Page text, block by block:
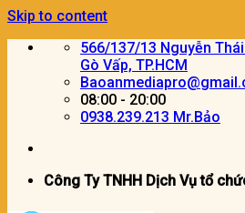
Skip to content
566/137/13 Nguyễn
Gò Vấp, TP.HCM
08:00 - 20:00
0938.239.213 Mr.Bảo
Công Ty TNHH Dịch Vụ tổ